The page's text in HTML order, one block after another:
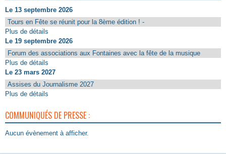
Le 13 septembre 2026
Tours en Fête se réunit pour la 8ème édition ! -
Plus de détails
Le 19 septembre 2026
Forum des associations aux Fontaines avec la fête de la musique
Plus de détails
Le 23 mars 2027
Assises du Journalisme 2027
Plus de détails
COMMUNIQUÉS DE PRESSE :
Aucun évènement à afficher.